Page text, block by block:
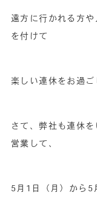
遠方に行かれる方
を付けて
楽しい連休をお過ご
さて、弊社も連休
営業して、
5月1日（月）から5